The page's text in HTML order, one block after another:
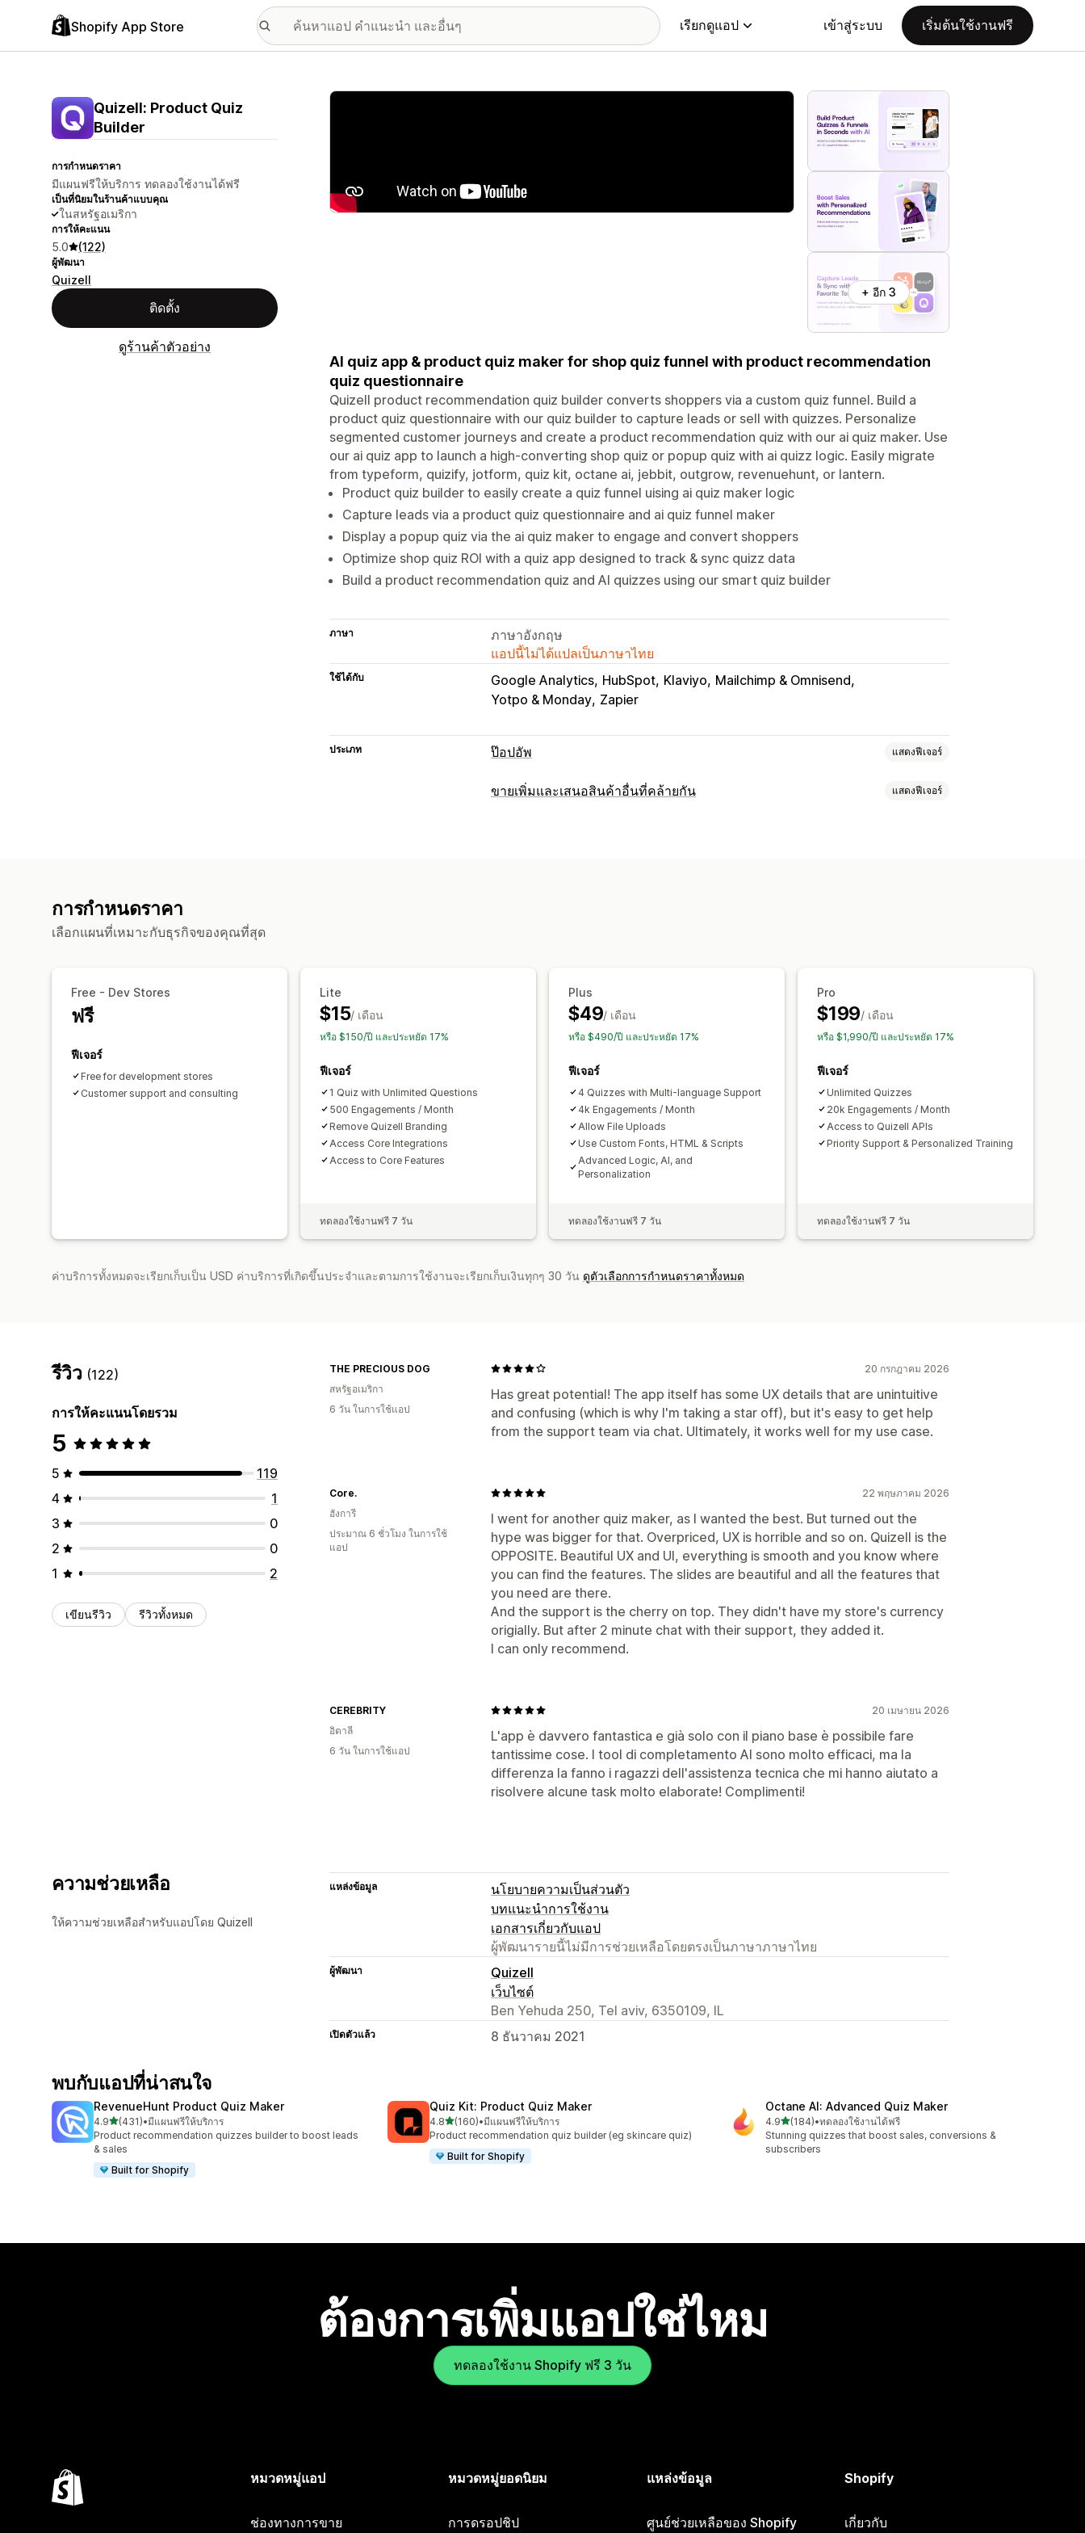
Shopify App Store เรียกดูแอป เข้าสู่ระบบ เริ่มต้นใช้งานฟรี
Quizell: Product Quiz
Builder
การกำหนดราคา
มีแผนฟรีให้บริการ ทดลองใช้งานได้ฟรี
เป็นที่นิยมในร้านค้าแบบคุณ
ในสหรัฐอเมริกา
การให้คะแนน
5.0 (122)
ผู้พัฒนา
Quizell
ติดตั้ง
ดูร้านค้าตัวอย่าง
แกลเลอรีรูปภาพที่แสดง
+ อีก 3
AI quiz app & product quiz maker for shop quiz funnel with product recommendation
quiz questionnaire
Quizell product recommendation quiz builder converts shoppers via a custom quiz funnel. Build a
product quiz questionnaire with our quiz builder to capture leads or sell with quizzes. Personalize
segmented customer journeys and create a product recommendation quiz with our ai quiz maker. Use
our ai quiz app to launch a high-converting shop quiz or popup quiz with ai quizz logic. Easily migrate
from typeform, quizify, jotform, quiz kit, octane ai, jebbit, outgrow, revenuehunt, or lantern.
Product quiz builder to easily create a quiz funnel uising ai quiz maker logic
Capture leads via a product quiz questionnaire and ai quiz funnel maker
Display a popup quiz via the ai quiz maker to engage and convert shoppers
Optimize shop quiz ROI with a quiz app designed to track & sync quizz data
Build a product recommendation quiz and AI quizzes using our smart quiz builder
ภาษา
ภาษาอังกฤษ
แอปนี้ไม่ได้แปลเป็นภาษาไทย
ใช้ได้กับ Google Analytics HubSpot Klaviyo Mailchimp & Omnisend
Yotpo & Monday Zapier
ประเภท ป๊อปอัพ แสดงฟีเจอร์
ประเภทป๊อปอัพ
รายชื่อการจัดเก็บสำหรับอีเมล
รายชื่อการจัดเก็บสำหรับ SMS
ทริกเกอร์และกฎ การทำงานอัตโนมัติ
การกำหนดเป้าหมาย
ตำแหน่งทางภูมิศาสตร์ การแบ่งกลุ่ม การรายงาน การวิเคราะห์
การทดสอบ A/B การติดตาม API และเว็บฮุก
ขายเพิ่มและเสนอสินค้าอื่นที่คล้ายกัน แสดงฟีเจอร์
การแนะนำด้วย AI
การทดสอบ A/B
อัตราการคลิกผ่าน
ประสิทธิภาพช่องทาง
การกำหนดราคา
เลือกแผนที่เหมาะกับธุรกิจของคุณที่สุด
Free - Dev Stores
ฟรี
ฟีเจอร์
Free for development stores
Customer support and consulting
Lite
$15/ เดือน
หรือ $150/ปี และประหยัด 17%
ฟีเจอร์
1 Quiz with Unlimited Questions
500 Engagements / Month
Remove Quizell Branding
Access Core Integrations
Access to Core Features
ทดลองใช้งานฟรี 7 วัน
Plus
$49/ เดือน
หรือ $490/ปี และประหยัด 17%
ฟีเจอร์
4 Quizzes with Multi-language Support
4k Engagements / Month
Allow File Uploads
Use Custom Fonts, HTML & Scripts
Advanced Logic, AI, and
Personalization
ทดลองใช้งานฟรี 7 วัน
Pro
$199/ เดือน
หรือ $1,990/ปี และประหยัด 17%
ฟีเจอร์
Unlimited Quizzes
20k Engagements / Month
Access to Quizell APIs
Priority Support & Personalized Training
ทดลองใช้งานฟรี 7 วัน
ค่าบริการทั้งหมดจะเรียกเก็บเป็น USD ค่าบริการที่เกิดขึ้นประจำและตามการใช้งานจะเรียกเก็บเงินทุกๆ 30 วัน ดูตัวเลือกการกำหนดราคาทั้งหมด
รีวิว (122)
การให้คะแนนโดยรวม
5
5
119
4
1
3
0
2
0
1
2
เขียนรีวิว รีวิวทั้งหมด
20 กรกฎาคม 2026
Has great potential! The app itself has some UX details that are unintuitive
and confusing (which is why I'm taking a star off), but it's easy to get help
from the support team via chat. Ultimately, it works well for my use case.
THE PRECIOUS DOG
สหรัฐอเมริกา
6 วัน ในการใช้แอป
22 พฤษภาคม 2026
I went for another quiz maker, as I wanted the best. But turned out the
hype was bigger for that. Overpriced, UX is horrible and so on. Quizell is the
OPPOSITE. Beautiful UX and UI, everything is smooth and you know where
you can find the features. The slides are beautiful and all the features that
you need are there.
And the support is the cherry on top. They didn't have my store's currency
origially. But after 2 minute chat with their support, they added it.
I can only recommend.
Core.
ฮังการี
ประมาณ 6 ชั่วโมง ในการใช้
แอป
20 เมษายน 2026
L'app è davvero fantastica e già solo con il piano base è possibile fare
tantissime cose. I tool di completamento AI sono molto efficaci, ma la
differenza la fanno i ragazzi dell'assistenza tecnica che mi hanno aiutato a
risolvere alcune task molto elaborate! Complimenti!
CEREBRITY
อิตาลี
6 วัน ในการใช้แอป
ความช่วยเหลือ
ให้ความช่วยเหลือสำหรับแอปโดย Quizell
แหล่งข้อมูล
นโยบายความเป็นส่วนตัว
บทแนะนำการใช้งาน
เอกสารเกี่ยวกับแอป
ผู้พัฒนารายนี้ไม่มีการช่วยเหลือโดยตรงเป็นภาษาภาษาไทย
ผู้พัฒนา
Quizell
เว็บไซต์
Ben Yehuda 250, Tel aviv, 6350109, IL
เปิดตัวแล้ว 8 ธันวาคม 2021
พบกับแอปที่น่าสนใจ
RevenueHunt Product Quiz Maker
4.9เต็ม 5 ดาว
(431)
ทั้งหมด 431 รีวิว
•มีแผนฟรีให้บริการ
Product recommendation quizzes builder to boost leads
& sales
Built for Shopify
Quiz Kit: Product Quiz Maker
4.8เต็ม 5 ดาว
(160)
ทั้งหมด 160 รีวิว
•มีแผนฟรีให้บริการ
Product recommendation quiz builder (eg skincare quiz)
Built for Shopify
Octane AI: Advanced Quiz Maker
4.9เต็ม 5 ดาว
(184)
ทั้งหมด 184 รีวิว
•ทดลองใช้งานได้ฟรี
Stunning quizzes that boost sales, conversions &
subscribers
ต้องการเพิ่มแอปใช่ไหม
ทดลองใช้งาน Shopify ฟรี 3 วัน
หมวดหมู่แอป
ช่องทางการขาย
หมวดหมู่ยอดนิยม
การดรอปชิป
แหล่งข้อมูล
ศูนย์ช่วยเหลือของ Shopify
Shopify
เกี่ยวกับ